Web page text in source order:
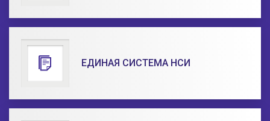
ЕДИНАЯ СИСТЕМА НСИ